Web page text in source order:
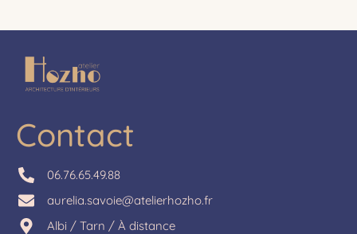
Contact
06.76.65.49.88
aurelia.savoie@atelierhozho.fr
Albi / Tarn / À distance